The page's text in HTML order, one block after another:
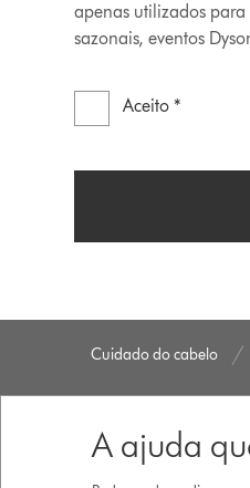
apenas utilizados para
sazonais, eventos
Aceito *
Cuidado do cabelo
A ajuda